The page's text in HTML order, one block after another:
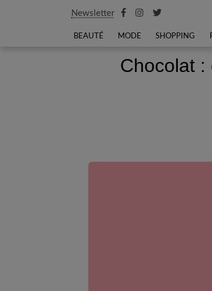
Newsletter
BEAUTÉ MODE SHOPPING
Chocolat :